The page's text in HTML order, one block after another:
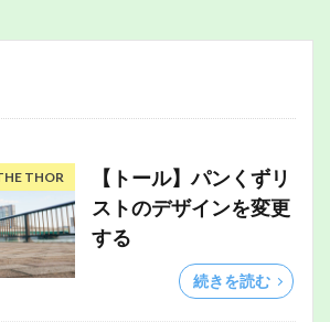
THOR
【トール】パンくずリ
ストのデザインを変更
する
続きを読む
続きを読む